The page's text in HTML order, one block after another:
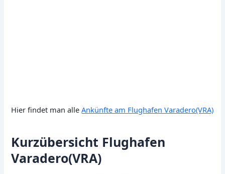
Hier findet man alleAnkünfte am Flughafen Varadero(VRA)
Kurzübersicht Flughafen
Varadero(VRA)